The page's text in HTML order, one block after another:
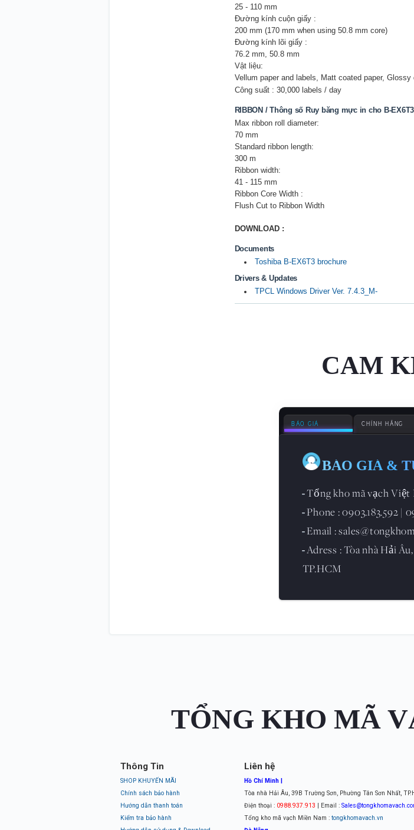
25 - 110 mm
Đường kính cuộn giấy :
200 mm (170 mm when using 50.8 mm core)
Đường kính lõi giấy :
76.2 mm, 50.8 mm
Vật liệu:
Vellum paper and labels, Matt coated paper,
Công suất : 30,000 labels / day
RIBBON / Thông số Ruy băng mực in cho B-EX6T3
Max ribbon roll diameter:
70 mm
Standard ribbon length:
300 m
Ribbon width:
41 - 115 mm
Ribbon Core Width :
Flush Cut to Ribbon Width
DOWNLOAD :
Documents
Toshiba B-EX6T3 brochure
Drivers & Updates
TPCL Windows Driver Ver. 7.4.3_M-
CAM
BÁO GIÁ CHÍNH HÃNG
BÁO GIÁ &
- Tổng kho mã vạch Việt
- Phone : 0903.183.592 |
- Email :
- Adress : Tòa nhà Hải
TP.HCM
TỔNG KHO MÃ
Thông Tin
SHOP KHUYẾN MÃI
Chính sách bảo hành
Hướng dẫn thanh toán
Kiểm tra bảo hành
Liên hệ
Hồ Chí Minh |
Tòa nhà Hải Âu, 39B Trường Sơn, Phường Tân Sơn Nhất,
Điện thoại : 0988.937.913 | Email :
Tổng kho mã vạch Miền Nam : tongkhomavach.vn